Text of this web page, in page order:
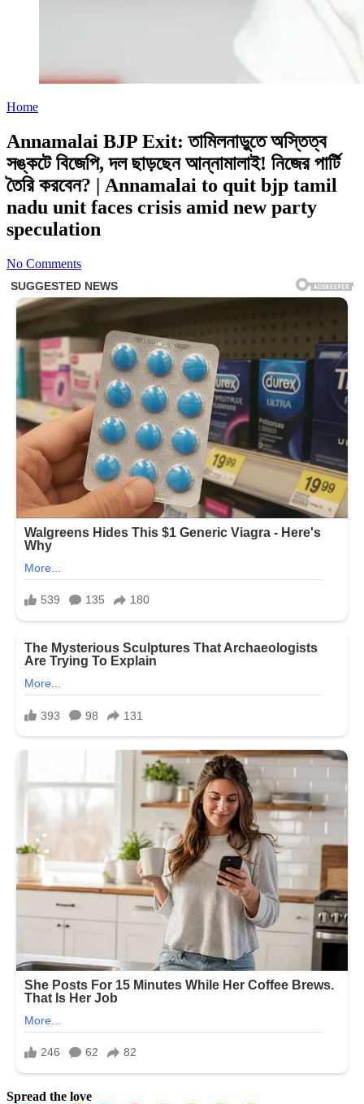
Home
Annamalai BJP Exit: তামিলনাড়ুতে অস্তিত্ব
সঙ্কটে বিজেপি, দল ছাড়ছেন আন্নামালাই! নিজের পার্টি
তৈরি করবেন? | Annamalai to quit bjp tamil
nadu unit faces crisis amid new party
speculation
No Comments
Spread the love